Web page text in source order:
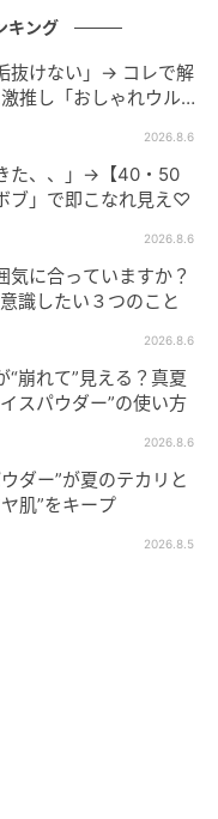
化だと言われ少し
ラーリングできる
まされ、白髪を意識
した。
だけど、これから
ていく年代なのか
がら、頑張り過ぎ
ています。
院長）
米沢市立病院、東京
洋医学研究所を経
2021年9月より介
取締役専務に就任
キング
抜けない」→ コレで解
推し「おしゃれウル
2026.8.6
た、、」→【40・50
ブ」で即こなれ見え♡
2026.8.6
気に合っていますか？
識したい３つのこと
2026.8.6
“崩れて”見える？真夏
スパウダー”の使い方
2026.8.6
ダー”が夏のテカリと
肌”をキープ
2026.8.5